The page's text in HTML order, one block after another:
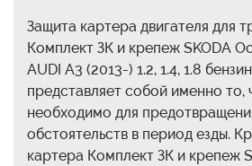
Защита картера двигателя для
Комплект ЗК и крепеж SKODA
AUDI A3 (2013-) 1.2, 1.4, 1.8
представляет собой именно то,
необходимо для
обстоятельств в период езды.
картера Комплект ЗК и крепеж